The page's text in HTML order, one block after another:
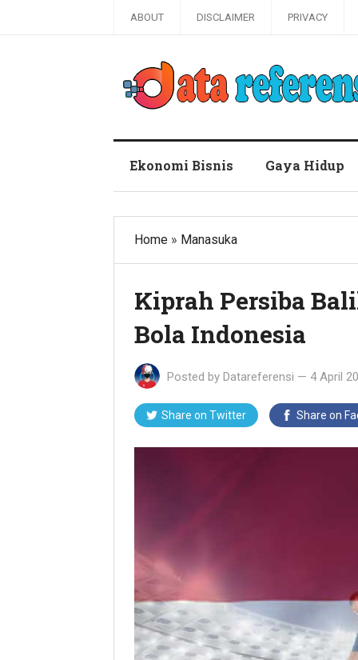
ABOUT DISCLAIMER PRIVACY
Ekonomi Bisnis Gaya Hidup
Home » Manasuka
Kiprah Persiba
Bola Indonesia
Posted by Datareferensi — 4 April
Share on Twitter Share on